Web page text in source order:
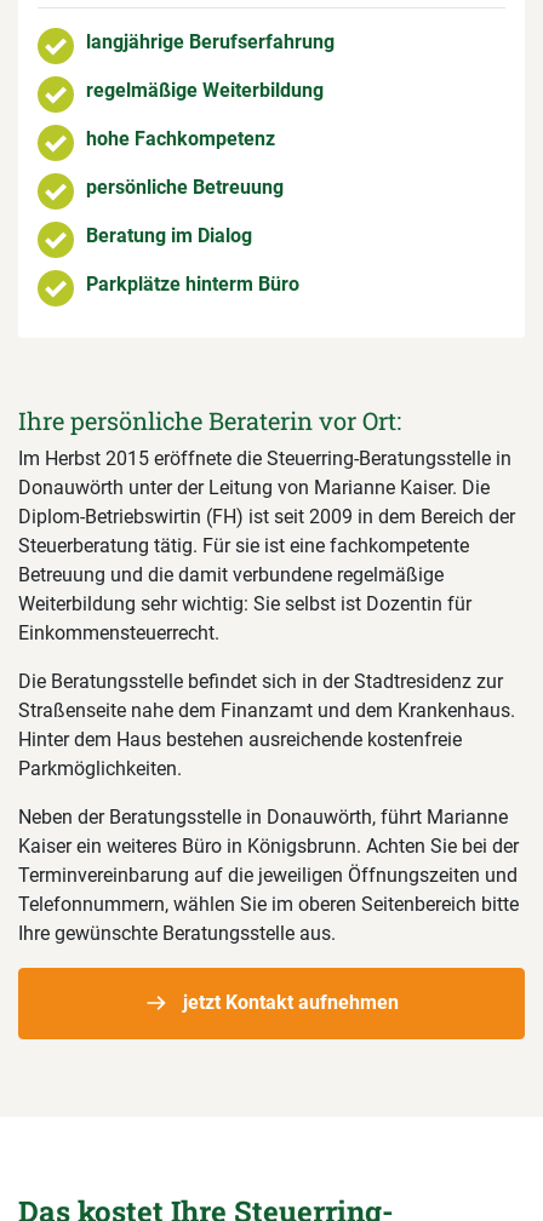
langjährige Berufserfahrung
regelmäßige Weiterbildung
hohe Fachkompetenz
persönliche Betreuung
Beratung im Dialog
Parkplätze hinterm Büro
Ihre persönliche Beraterin vor Ort:
Im Herbst 2015 eröffnete die Steuerring-Beratungsstelle in
Donauwörth unter der Leitung von Marianne Kaiser. Die
Diplom-Betriebswirtin (FH) ist seit 2009 in dem Bereich der
Steuerberatung tätig. Für sie ist eine fachkompetente
Betreuung und die damit verbundene regelmäßige
Weiterbildung sehr wichtig: Sie selbst ist Dozentin für
Einkommensteuerrecht.
Die Beratungsstelle befindet sich in der Stadtresidenz zur
Straßenseite nahe dem Finanzamt und dem Krankenhaus.
Hinter dem Haus bestehen ausreichende kostenfreie
Parkmöglichkeiten.
Neben der Beratungsstelle in Donauwörth, führt Marianne
Kaiser ein weiteres Büro in Königsbrunn. Achten Sie bei der
Terminvereinbarung auf die jeweiligen Öffnungszeiten und
Telefonnummern, wählen Sie im oberen Seitenbereich bitte
Ihre gewünschte Beratungsstelle aus.
jetzt Kontakt aufnehmen
Das kostet Ihre Steuerring-